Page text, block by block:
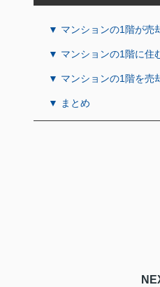
▼ マンションの1階が売
▼ マンションの1階に住
▼ マンションの1階を売
▼ まとめ